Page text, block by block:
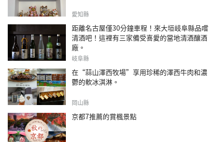
愛知縣
距離名古屋僅30分鐘車程！來大垣岐阜縣品嚐
清酒吧！這裡有三家備受喜愛的當地清酒釀酒
廠。
岐阜縣
在“蒜山澤西牧場”享用珍稀的澤西牛肉和濃
鬱的軟冰淇淋。
岡山縣
京都7推薦的賞楓景點